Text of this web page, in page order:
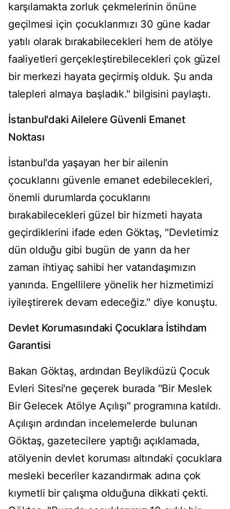
karşılamakta zorluk çekmelerinin önüne
geçilmesi için çocuklarımızı 30 güne kadar
yatılı olarak bırakabilecekleri hem de atölye
faaliyetleri gerçekleştirebilecekleri çok güzel
bir merkezi hayata geçirmiş olduk. Şu anda
talepleri almaya başladık." bilgisini paylaştı.
İstanbul'daki Ailelere Güvenli Emanet
Noktası
İstanbul'da yaşayan her bir ailenin
çocuklarını güvenle emanet edebilecekleri,
önemli durumlarda çocuklarını
bırakabilecekleri güzel bir hizmeti hayata
geçirdiklerini ifade eden Göktaş, "Devletimiz
dün olduğu gibi bugün de yarın da her
zaman ihtiyaç sahibi her vatandaşımızın
yanında. Engellilere yönelik her hizmetimizi
iyileştirerek devam edeceğiz." diye konuştu.
Devlet Korumasındaki Çocuklara İstihdam
Garantisi
Bakan Göktaş, ardından Beylikdüzü Çocuk
Evleri Sitesi'ne geçerek burada "Bir Meslek
Bir Gelecek Atölye Açılışı" programına katıldı.
Açılışın ardından incelemelerde bulunan
Göktaş, gazetecilere yaptığı açıklamada,
atölyenin devlet koruması altındaki çocuklara
mesleki beceriler kazandırmak adına çok
kıymetli bir çalışma olduğuna dikkati çekti.